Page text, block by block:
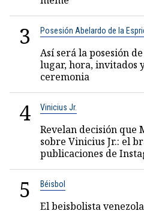
3 Posesión Abelardo de la
Así será la posesión
lugar, hora, invitados
ceremonia
4 Vinicius Jr.
Revelan decisión
sobre Vinicius Jr.: el
publicaciones de
5 Béisbol
El beisbolista